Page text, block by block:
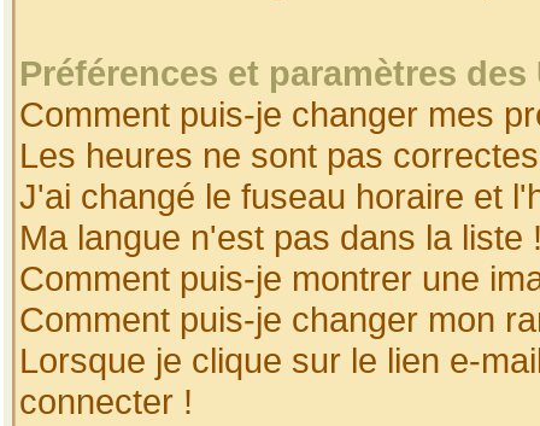
Préférences et paramètres
Comment puis-je changer mes
Les heures ne sont pas
J'ai changé le fuseau horaire et
Ma langue n'est pas dans la liste
Comment puis-je montrer une
Comment puis-je changer mon
Lorsque je clique sur le lien e-
connecter !